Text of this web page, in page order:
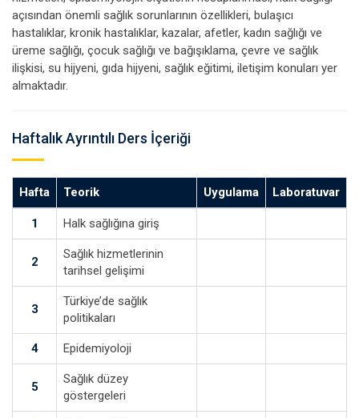
açısından önemli sağlık sorunlarının özellikleri, bulaşıcı
hastalıklar, kronik hastalıklar, kazalar, afetler, kadın sağlığı ve
üreme sağlığı, çocuk sağlığı ve bağışıklama, çevre ve sağlık
ilişkisi, su hijyeni, gıda hijyeni, sağlık eğitimi, iletişim konuları yer
almaktadır.
Haftalık Ayrıntılı Ders İçeriği
Hafta Teorik Uygulama Laboratuvar
1 Halk sağlığına giriş
2
Sağlık hizmetlerinin
tarihsel gelişimi
3
Türkiye’de sağlık
politikaları
4 Epidemiyoloji
5
Sağlık düzey
göstergeleri